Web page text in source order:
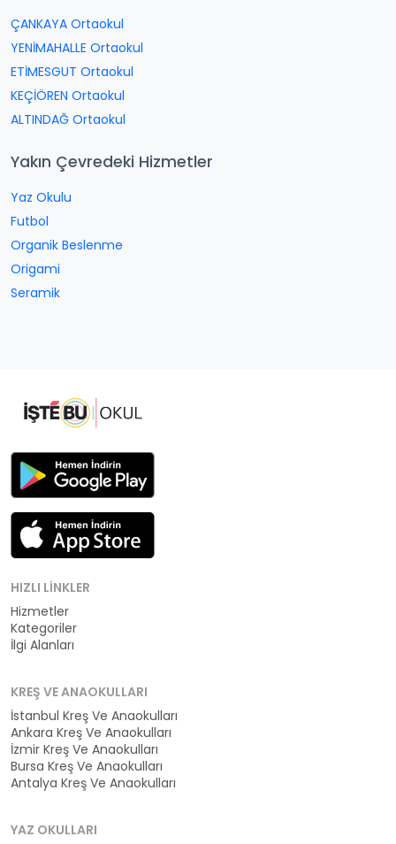
ÇANKAYA Ortaokul
YENİMAHALLE Ortaokul
ETİMESGUT Ortaokul
KEÇİÖREN Ortaokul
ALTINDAĞ Ortaokul
Yakın Çevredeki Hizmetler
Yaz Okulu
Futbol
Organik Beslenme
Origami
Seramik
HIZLI LINKLER
Hizmetler
Kategoriler
İlgi Alanları
KREŞ VE ANAOKULLARI
İstanbul Kreş Ve Anaokulları
Ankara Kreş Ve Anaokulları
İzmir Kreş Ve Anaokulları
Bursa Kreş Ve Anaokulları
Antalya Kreş Ve Anaokulları
YAZ OKULLARI